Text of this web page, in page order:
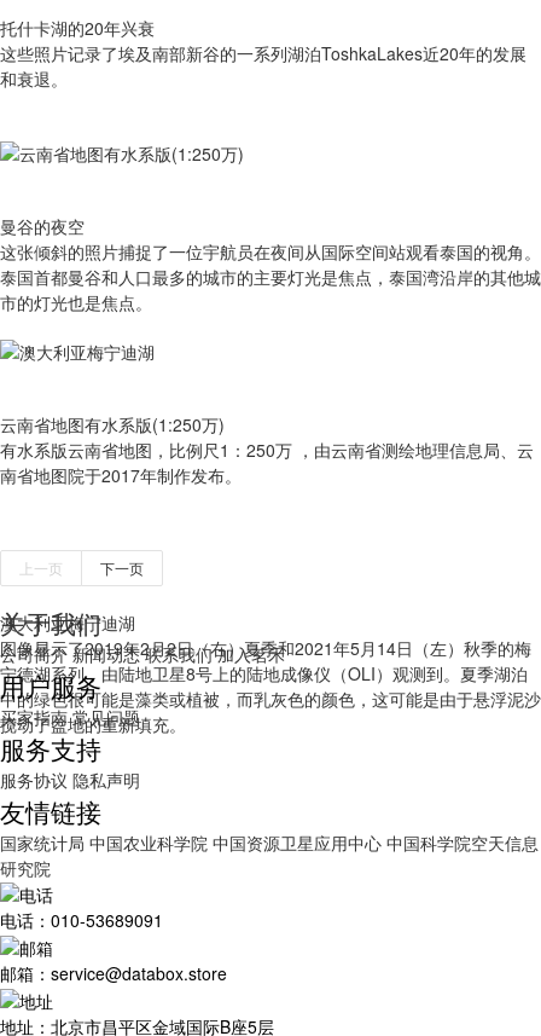
托什卡湖的20年兴衰
这些照片记录了埃及南部新谷的一系列湖泊ToshkaLakes近20年的发展
和衰退。
曼谷的夜空
这张倾斜的照片捕捉了一位宇航员在夜间从国际空间站观看泰国的视角。
泰国首都曼谷和人口最多的城市的主要灯光是焦点，泰国湾沿岸的其他城
市的灯光也是焦点。
云南省地图有水系版(1:250万)
有​水系版云南省地图，比例尺1：250万 ，由云南省测绘地理信息局、云
南省地图院于2017年制作发布。
澳大利亚梅宁迪湖
图像显示了2019年2月2日（右）夏季和2021年5月14日（左）秋季的梅
宁德湖系列，由陆地卫星8号上的陆地成像仪（OLI）观测到。夏季湖泊
中的绿色很可能是藻类或植被，而乳灰色的颜色，这可能是由于悬浮泥沙
搅动了盆地的重新填充。
上一页 下一页
关于我们
公司简介 新闻动态 联系我们 加入茗禾
用户服务
买家指南 常见问题
服务支持
服务协议 隐私声明
友情链接
国家统计局 中国农业科学院 中国资源卫星应用中心 中国科学院空天信息
研究院
电话：010-53689091
邮箱：service@databox.store
地址：北京市昌平区金域国际B座5层